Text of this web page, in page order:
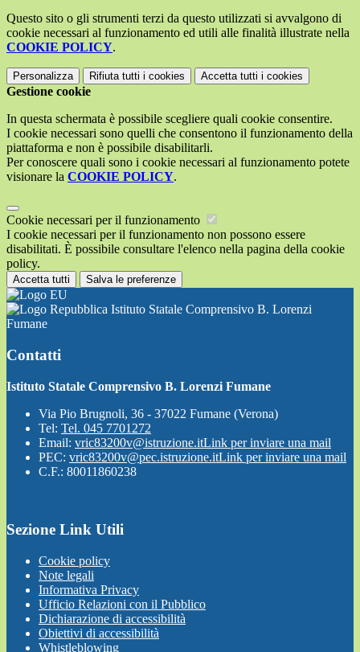
Questo sito o gli strumenti terzi da questo utilizzati si avvalgono di
cookie necessari al funzionamento ed utili alle finalità illustrate nella
COOKIE POLICY.
Personalizza Rifiuta tutti i cookies Accetta tutti i cookies
Gestione cookie
In questa schermata è possibile scegliere quali cookie consentire.
I cookie necessari sono quelli che consentono il funzionamento della
piattaforma e non è possibile disabilitarli.
Per conoscere quali sono i cookie necessari al funzionamento potete
visionare la COOKIE POLICY.
Cookie necessari per il funzionamento
I cookie necessari per il funzionamento non possono essere
disabilitati. È possibile consultare l'elenco nella pagina della cookie
policy.
Accetta tutti Salva le preferenze
Istituto Statale Comprensivo B. Lorenzi
Fumane
Contatti
Istituto Statale Comprensivo B. Lorenzi Fumane
Via Pio Brugnoli, 36 - 37022 Fumane (Verona)
Tel: Tel. 045 7701272
Email: vric83200v@istruzione.itLink per inviare una mail
PEC: vric83200v@pec.istruzione.itLink per inviare una mail
C.F.: 80011860238
Sezione Link Utili
Cookie policy
Note legali
Informativa Privacy
Ufficio Relazioni con il Pubblico
Dichiarazione di accessibilità
Obiettivi di accessibilità
Whistleblowing